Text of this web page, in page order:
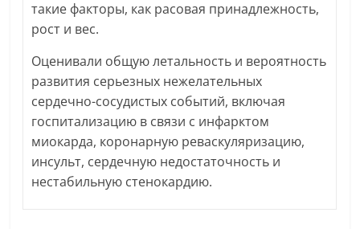
такие факторы, как расовая принадлежность,
рост и вес.
Оценивали общую летальность и вероятность
развития серьезных нежелательных
сердечно-сосудистых событий, включая
госпитализацию в связи с инфарктом
миокарда, коронарную реваскуляризацию,
инсульт, сердечную недостаточность и
нестабильную стенокардию.